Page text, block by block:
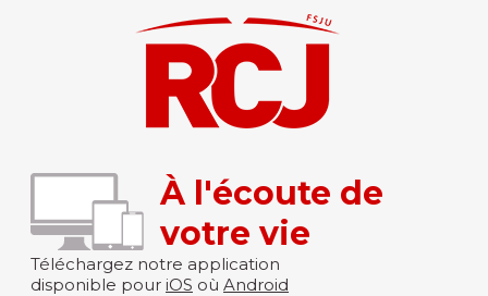
À l'écoute de
votre vie
Téléchargez notre application
disponible pour iOS où Android